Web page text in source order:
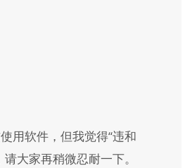
用软件，但我觉得“违和
大家再稍微忍耐一下。